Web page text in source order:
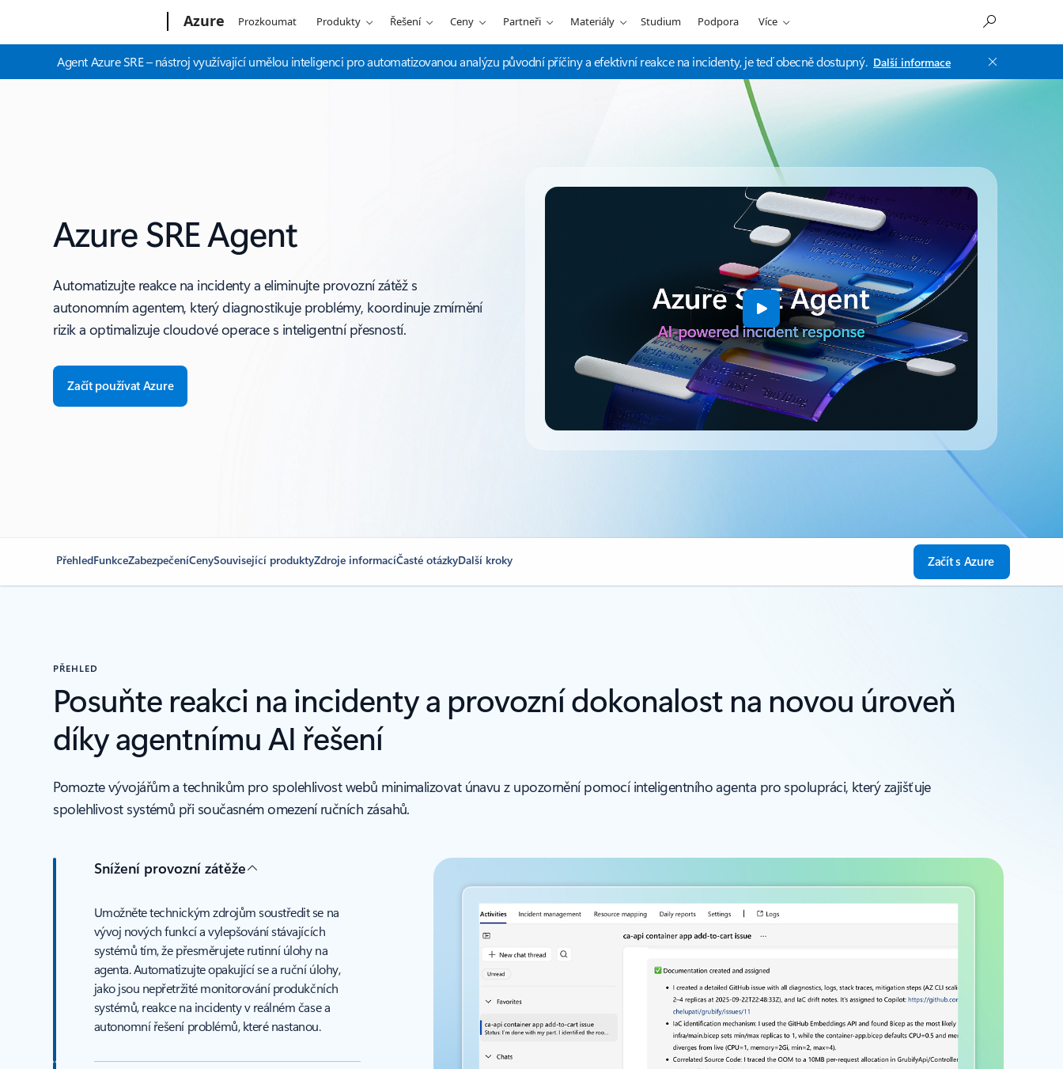
Azure Prozkoumat Produkty Řešení Ceny Partneři Materiály Studium Podpora Více
Agent Azure SRE – nástroj využívající umělou inteligenci pro automatizovanou analýzu původní příčiny a efektivní reakce na incidenty, je teď obecně dostupný. Další informace
Azure SRE Agent
Automatizujte reakce na incidenty a eliminujte provozní zátěž s
autonomním agentem, který diagnostikuje problémy, koordinuje zmírnění
rizik a optimalizuje cloudové operace s inteligentní přesností.
Začít používat Azure
PřehledFunkceZabezpečeníCenySouvisející produktyZdroje informacíČasté otázkyDalší kroky Začít s Azure
PŘEHLED
Posuňte reakci na incidenty a provozní dokonalost na novou úroveň
díky agentnímu AI řešení
Pomozte vývojářům a technikům pro spolehlivost webů minimalizovat únavu z upozornění pomocí inteligentního agenta pro spolupráci, který zajišťuje
spolehlivost systémů při současném omezení ručních zásahů.
Snížení provozní zátěže
Umožněte technickým zdrojům soustředit se na
vývoj nových funkcí a vylepšování stávajících
systémů tím, že přesměrujete rutinní úlohy na
agenta. Automatizujte opakující se a ruční úlohy,
jako jsou nepřetržité monitorování produkčních
systémů, reakce na incidenty v reálném čase a
autonomní řešení problémů, které nastanou.